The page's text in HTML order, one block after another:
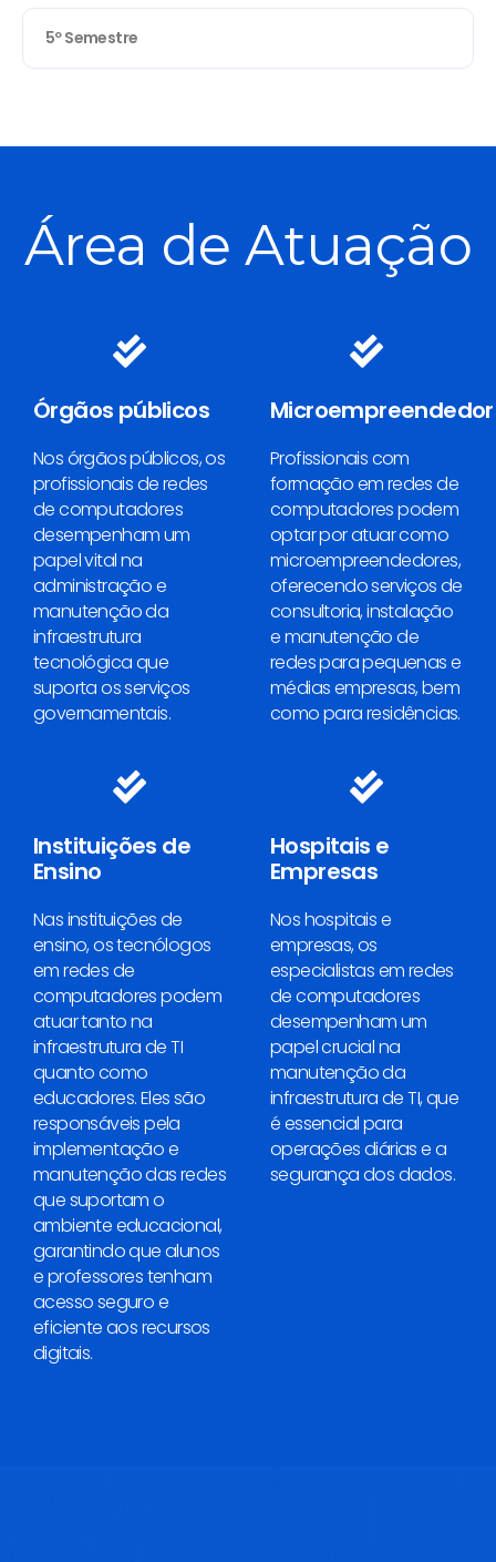
5º Semestre
Área de Atuação
Órgãos públicos
Nos órgãos públicos, os
profissionais de redes
de computadores
desempenham um
papel vital na
administração e
manutenção da
infraestrutura
tecnológica que
suporta os serviços
governamentais.
Microempreendedor
Profissionais com
formação em redes de
computadores podem
optar por atuar como
microempreendedores,
oferecendo serviços de
consultoria, instalação
e manutenção de
redes para pequenas e
médias empresas, bem
como para residências.
Instituições de
Ensino
Nas instituições de
ensino, os tecnólogos
em redes de
computadores podem
atuar tanto na
infraestrutura de TI
quanto como
educadores. Eles são
responsáveis pela
implementação e
manutenção das redes
que suportam o
ambiente educacional,
garantindo que alunos
e professores tenham
acesso seguro e
eficiente aos recursos
digitais.
Hospitais e
Empresas
Nos hospitais e
empresas, os
especialistas em redes
de computadores
desempenham um
papel crucial na
manutenção da
infraestrutura de TI, que
é essencial para
operações diárias e a
segurança dos dados.